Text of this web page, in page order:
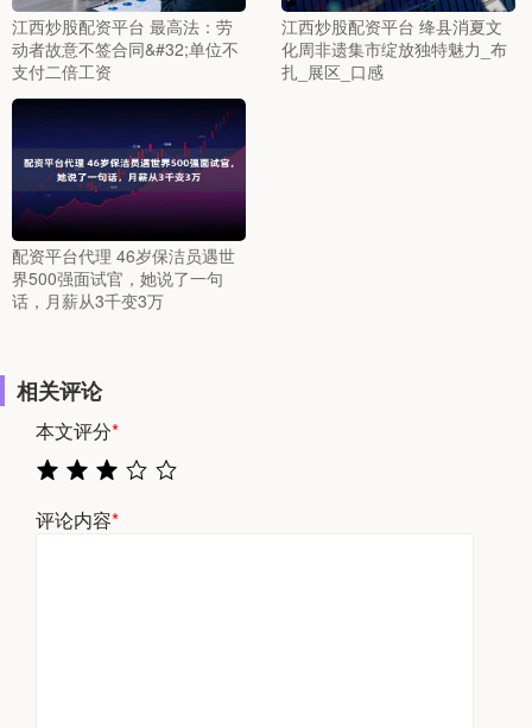
江西炒股配资平台 最高法：劳
动者故意不签合同&#32;单位不
支付二倍工资
江西炒股配资平台 绛县消夏文
化周非遗集市绽放独特魅力_布
扎_展区_口感
配资平台代理 46岁保洁员遇世
界500强面试官，她说了一句
话，月薪从3千变3万
相关评论
本文评分*
评论内容*